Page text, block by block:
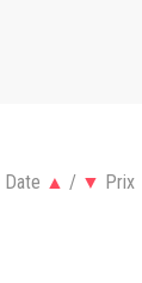
Date ▲ / ▼ Prix